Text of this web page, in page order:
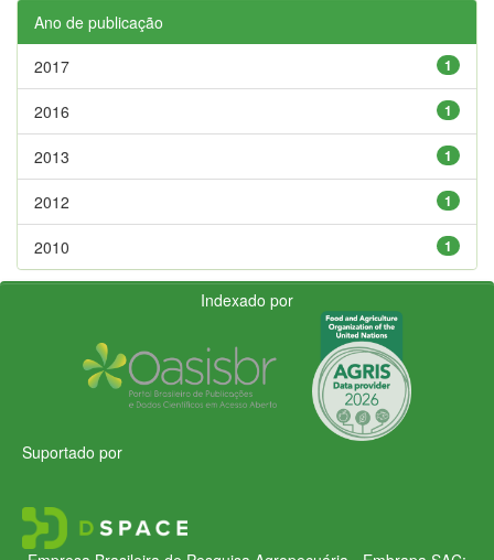
Ano de publicação
1
2017
1
2016
1
2013
1
2012
1
2010
Indexado por
Suportado por